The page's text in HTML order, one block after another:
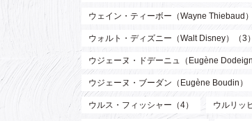
ウェイン・ティーボー（Wayne Thiebaud）
ウォルト・ディズニー（Walt Disney）（3）
ウジェーヌ・ドデーニュ（Eugène
ウジェーヌ・ブーダン（Eugène Boudin）
ウルス・フィッシャー（4） ウルリッ